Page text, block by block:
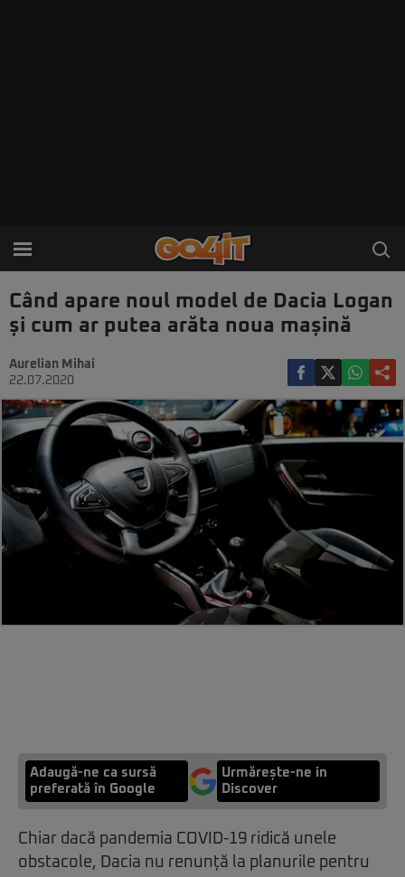
Când apare noul model de Dacia Logan
și cum ar putea arăta noua mașină
Aurelian Mihai
22.07.2020
Adaugă-ne ca sursă
preferată în Google
Urmărește-ne in
Discover
Chiar dacă pandemia COVID-19 ridică unele
obstacole, Dacia nu renunță la planurile pentru